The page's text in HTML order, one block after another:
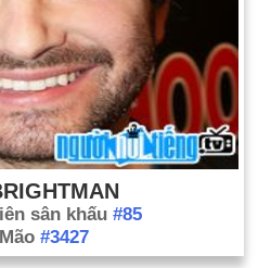
sân khấu #85
#3427